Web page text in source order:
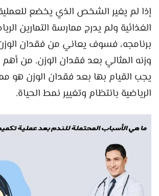
إذا لم يغير الشخص الذي يخضع للعملية
الغذائية ولم يدرج ممارسة التمارين
برنامجه، فسوف يعاني من فقدان
وزنه المثالي بعد فقدان الوزن. من أهم
يجب القيام بها بعد فقدان الوزن هو
الرياضية بانتظام وتغيير نمط الحياة.